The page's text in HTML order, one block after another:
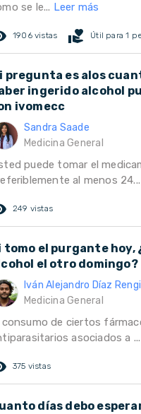
se le... Leer más
1906 vistas volunteer_activism Útil para 1
pregunta es alos
ingerido alcohol
ivomecc
Sandra Saade
Medicina General
puede tomar el
al menos 24...
249 vistas
tomo el purgante hoy,
el otro domingo?
Iván Alejandro Díaz
Medicina General
consumo de ciertos
asociados a ...
375 vistas
días debo